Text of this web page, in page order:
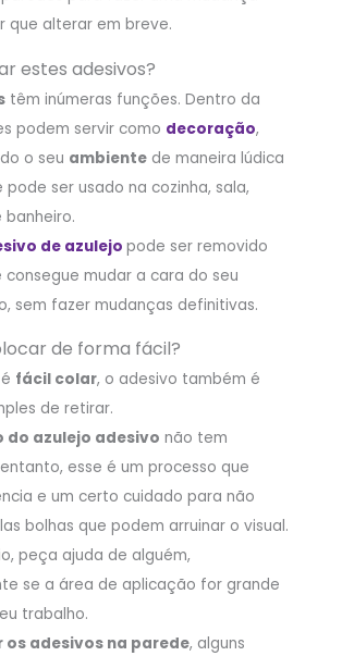
que alterar em breve.
estes adesivos?
têm inúmeras funções. Dentro da
podem servir como decoração,
o seu ambientede maneira lúdica
pode ser usado na cozinha, sala,
de azulejo pode ser removido
consegue mudar a cara do seu
sem fazer mudanças definitivas.
de forma fácil?
fácil colar, o adesivo também é
de retirar.
do azulejo adesivo não tem
esse é um processo que
e um certo cuidado para não
bolhas que podem arruinar o visual.
peça ajuda de alguém,
se a área de aplicação for grande
trabalho.
os adesivos na parede, alguns